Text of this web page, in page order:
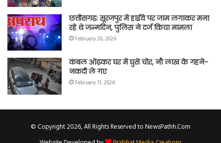
छत्तीसगढ़: सूरजपुर में हाईवे पर जाम लगाकर मना
रहे थे जन्मदिन, पुलिस ने दर्ज किया मामला
February 20, 2026
कंबल ओढ़कर घर में घुसे चोर, नौ लाख के गहने-
नकदी ले गए
February 11, 2026
© Copyright 2026, All Rights Reserved to NewsPathh.Com